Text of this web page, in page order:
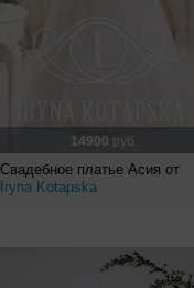
14900 руб.
Свадебное платье Асия от
Iryna Kotapska